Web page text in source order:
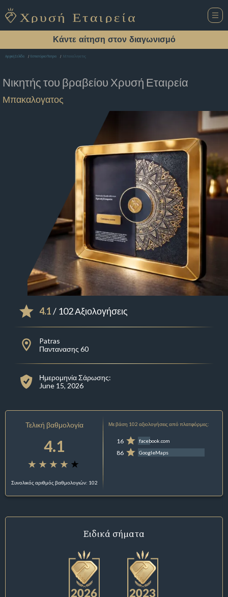
Κάντε αίτηση στον διαγωνισμό
Αρχική Σελίδα Εστιατόριο Πατρα Μπακαλογατος
Νικητής του βραβείου Χρυσή Εταιρεία
Μπακαλογατος
4.1/ 102 Αξιολογήσεις
Patras
Παντανασης 60
Ημερομηνία Σάρωσης:
June 15, 2026
Τελική βαθμολογία
4.1
Συνολικός αριθμός βαθμολογιών: 102
Με βάση 102 αξιολογήσεις από πλατφόρμες:
16 facebook.com
86 GoogleMaps
Ειδικά σήματα